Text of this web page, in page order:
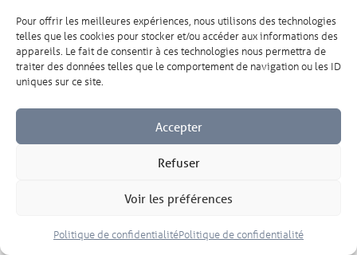
Pour offrir les meilleures expériences, nous utilisons des technologies
telles que les cookies pour stocker et/ou accéder aux informations des
appareils. Le fait de consentir à ces technologies nous permettra de
traiter des données telles que le comportement de navigation ou les ID
uniques sur ce site.
Accepter
Refuser
Voir les préférences
Politique de confidentialitéPolitique de confidentialité
Le jardin de l’Ormeau à Saint-Aignan – la Nouvelle